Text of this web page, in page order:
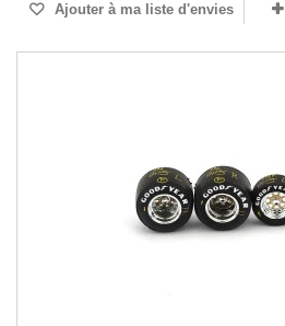
Ajouter à ma liste d'envies